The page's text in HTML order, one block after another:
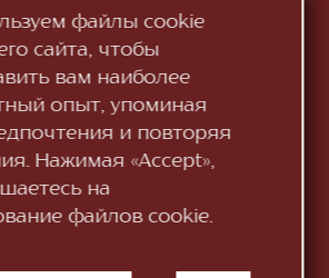
файлы cookie
сайта, чтобы
вам наиболее
опыт, упоминая
и повторяя
Нажимая «Accept»,
на
файлов cookie.
мун. Кишинэу, Бд. Штефан чел
152Смотри на карте